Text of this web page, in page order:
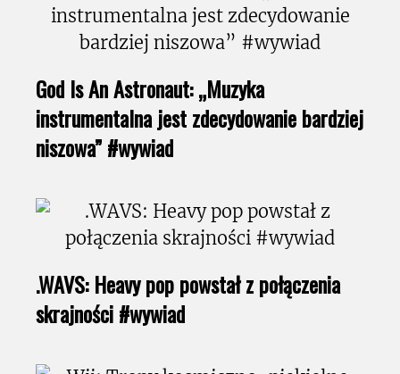
God Is An Astronaut: „Muzyka
instrumentalna jest zdecydowanie bardziej
niszowa” #wywiad
.WAVS: Heavy pop powstał z połączenia
skrajności #wywiad